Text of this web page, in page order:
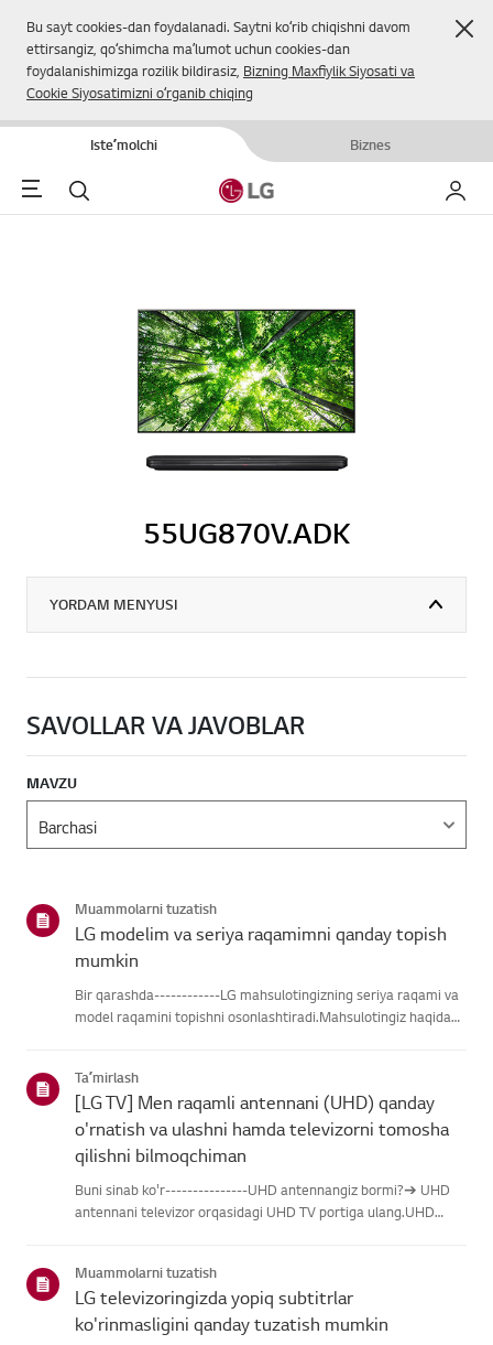
Bu sayt cookies-dan foydalanadi. Saytni koʻrib chiqishni davom
ettirsangiz, qoʻshimcha maʼlumot uchun cookies-dan
foydalanishimizga rozilik bildirasiz, Bizning Maxfiylik Siyosati va
Cookie Siyosatimizni oʻrganib chiqing
Isteʼmolchi Biznes
Menu Qidirish
55UG870V.ADK
YORDAM MENYUSI
SAVOLLAR VA JAVOBLAR
MAVZU
Muammolarni tuzatish
LG modelim va seriya raqamimni qanday topish
mumkin
Bir qarashda------------LG mahsulotingizning seriya raqami va
model raqamini topishni osonlashtiradi.Mahsulotingiz haqidagi
Taʼmirlash
[LG TV] Men raqamli antennani (UHD) qanday
o'rnatish va ulashni hamda televizorni tomosha
qilishni bilmoqchiman
Buni sinab ko'r---------------UHD antennangiz bormi?➔ UHD
antennani televizor orqasidagi UHD TV portiga ulang.UHD
joyga o'rn...
Muammolarni tuzatish
LG televizoringizda yopiq subtitrlar
ko'rinmasligini qanday tuzatish mumkin